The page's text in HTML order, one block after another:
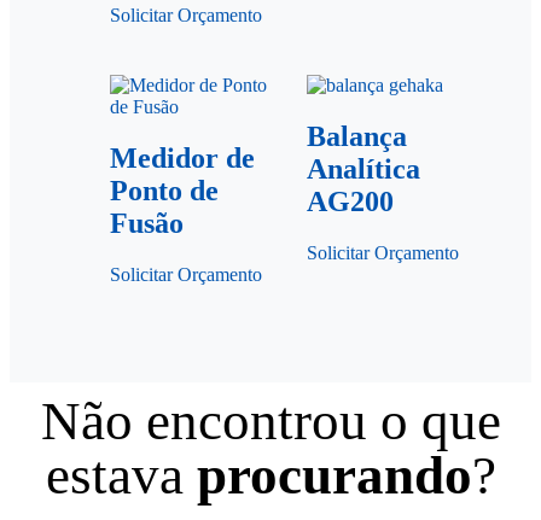
Solicitar Orçamento
Medidor de
Ponto de
Fusão
Solicitar Orçamento
Balança
Analítica
AG200
Solicitar Orçamento
Não encontrou o que
estava procurando?